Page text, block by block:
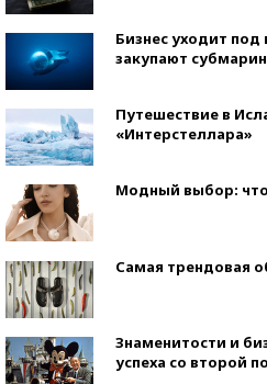
Бизнес уходит под
закупают
Путешествие в
«Интерстеллара»
Модный выбор: что
Самая трендовая
Знаменитости и
успеха со второй